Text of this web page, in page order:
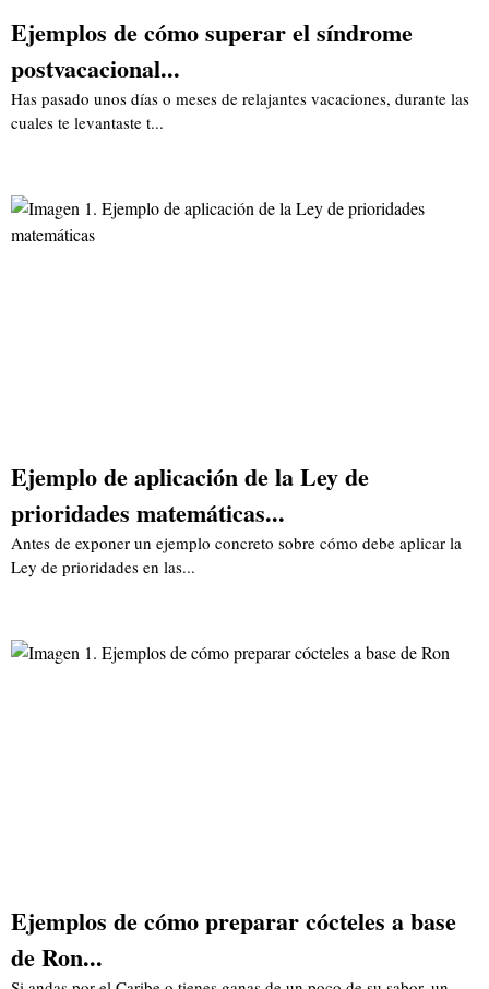
Ejemplos de cómo superar el síndrome
postvacacional...
Has pasado unos días o meses de relajantes vacaciones, durante las
cuales te levantaste t...
Ejemplo de aplicación de la Ley de
prioridades matemáticas...
Antes de exponer un ejemplo concreto sobre cómo debe aplicar la
Ley de prioridades en las...
Ejemplos de cómo preparar cócteles a base
de Ron...